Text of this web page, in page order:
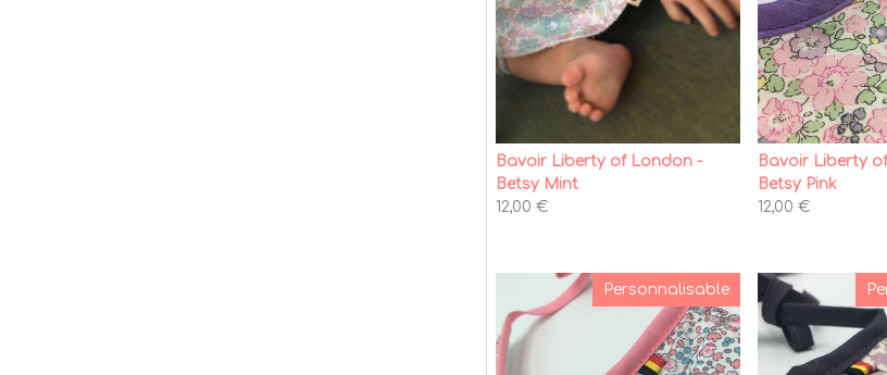
Bavoir Liberty of London -
Betsy Mint
12,00 €
Bavoir Liberty
Betsy Pink
12,00 €
Personnalisable